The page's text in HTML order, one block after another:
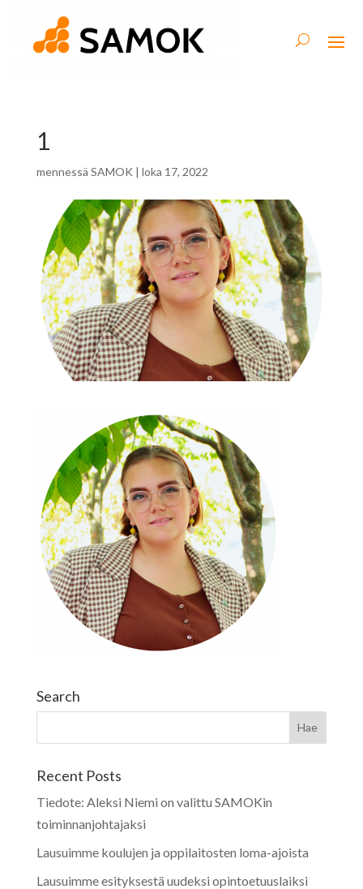
1
mennessä SAMOK | loka 17, 2022
Search
Recent Posts
Tiedote: Aleksi Niemi on valittu SAMOKin
toiminnanjohtajaksi
Lausuimme koulujen ja oppilaitosten loma-ajoista
Lausuimme esityksestä uudeksi opintoetuuslaiksi